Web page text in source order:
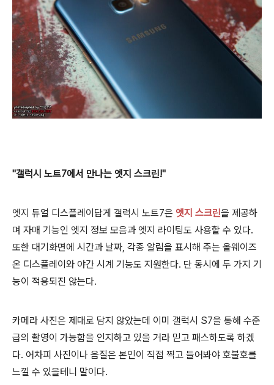
"갤럭시 노트7에서 만나는 엣지 스크린!"
엣지 듀얼 디스플레이답게 갤럭시 노트7은 엣지 스크린을 제공하
며 자매 기능인 엣지 정보 모음과 엣지 라이팅도 사용할 수 있다.
또한 대기화면에 시간과 날짜, 각종 알림을 표시해 주는 올웨이즈
온 디스플레이와 야간 시계 기능도 지원한다. 단 동시에 두 가지 기
능이 적용되진 않는다.
카메라 사진은 제대로 담지 않았는데 이미 갤럭시 S7을 통해 수준
급의 촬영이 가능함을 인지하고 있을 거라 믿고 패스하도록 하겠
다. 어차피 사진이나 음질은 본인이 직접 찍고 들어봐야 호불호를
느낄 수 있을테니 말이다.